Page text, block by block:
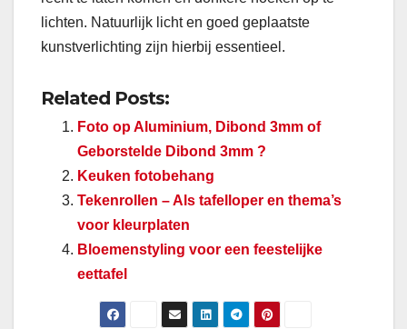
lichten. Natuurlijk licht en goed geplaatste
kunstverlichting zijn hierbij essentieel.
Related Posts:
Foto op Aluminium, Dibond 3mm of
Geborstelde Dibond 3mm ?
Keuken fotobehang
Tekenrollen – Als tafelloper en thema’s
voor kleurplaten
Bloemenstyling voor een feestelijke
eettafel